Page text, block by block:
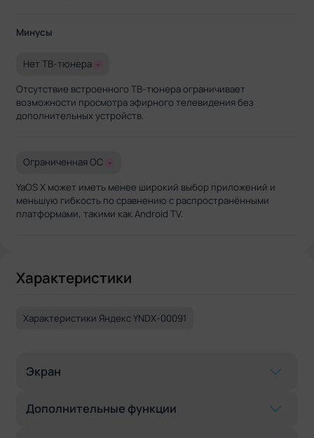
Минусы
Нет ТВ-тюнера -
Отсутствие встроенного ТВ-тюнера ограничивает
возможности просмотра эфирного телевидения без
дополнительных устройств.
Ограниченная ОС -
YaOS X может иметь менее широкий выбор приложений и
меньшую гибкость по сравнению с распространёнными
платформами, такими как Android TV.
Характеристики
Характеристики Яндекс YNDX-00091
Экран
Дополнительные функции